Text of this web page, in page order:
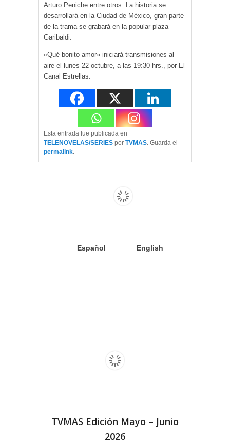
Arturo Peniche entre otros. La historia se
desarrollará en la Ciudad de México, gran parte
de la trama se grabará en la popular plaza
Garibaldi.
«Qué bonito amor» iniciará transmisiones al
aire el lunes 22 octubre, a las 19:30 hrs., por El
Canal Estrellas.
Esta entrada fue publicada en
TELENOVELAS/SERIES por TVMAS. Guarda el
permalink.
Español English
TVMAS Edición Mayo – Junio
2026